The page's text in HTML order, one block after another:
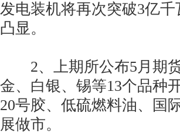
发电装机将再次突破3亿
凸显。
2、上期所公布5月期货
金、白银、锡等13个品种
20号胶、低硫燃料油、国
展做市。